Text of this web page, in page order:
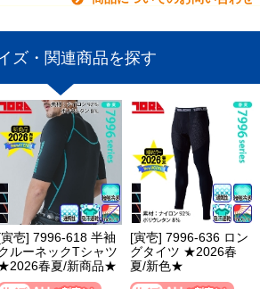
ズ・関連商品を探す
壱] 7996-618 半袖
ルーネックTシャツ
春夏/新商品★
[寅壱] 7996-636 ロン
グタイツ ★2026春
夏/新色★